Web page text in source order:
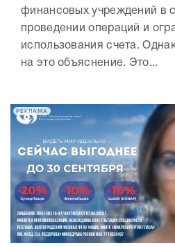
финансовых учреждений в
проведении операций и
использования счета.
на это объяснение. Это...
РЕКЛАМА